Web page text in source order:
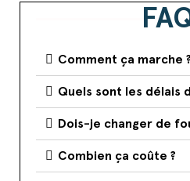
Comment ça marche ?
Quels sont les délais
Dois-je changer de
Combien ça coûte ?